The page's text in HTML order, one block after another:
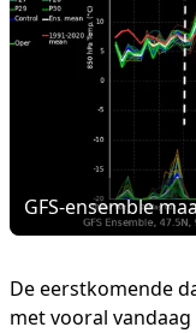
GFS-ensemble
De eerstkomende
met vooral